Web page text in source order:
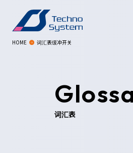
HOME 词汇表缓冲开关
词汇表